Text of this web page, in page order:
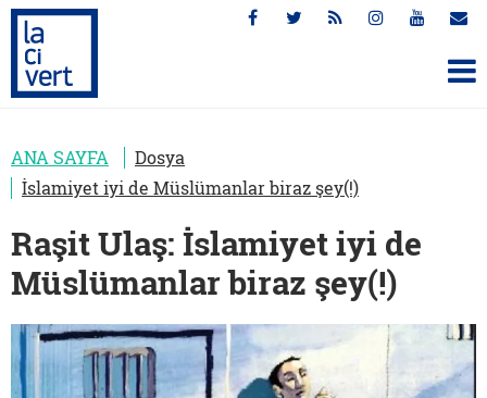
ANA SAYFA
Dosya
İslamiyet iyi de Müslümanlar biraz şey(!)
Raşit Ulaş: İslamiyet iyi de
Müslümanlar biraz şey(!)